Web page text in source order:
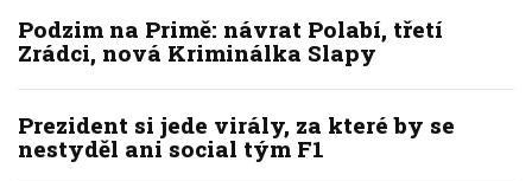
Podzim na Primě: návrat Polabí, třetí
Zrádci, nová Kriminálka Slapy
Prezident si jede virály, za které by se
nestyděl ani social tým F1